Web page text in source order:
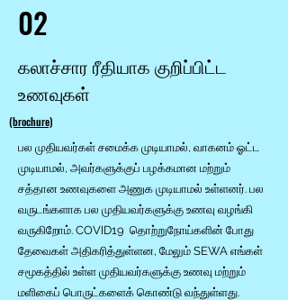
02
கலாச்சார ரீதியாக குறிப்பிட்ட
உணவுகள்
(brochure)
பல முதியவர்கள் சமைக்க முடியாமல், வாகனம் ஓட்ட
முடியாமல், அவர்களுக்குப் பழக்கமான மற்றும்
சத்தான உணவுகளை அணுக முடியாமல் உள்ளனர். பல
வருடங்களாக பல முதியவர்களுக்கு உணவு வழங்கி
வருகிறோம். COVID19 தொற்றுநோய்களின் போது
தேவைகள் அதிகரித்துள்ளன, மேலும் SEWA எங்கள்
சமூகத்தில் உள்ள முதியவர்களுக்கு உணவு மற்றும்
மளிகைப் பொருட்களைக் கொண்டு வந்துள்ளது.